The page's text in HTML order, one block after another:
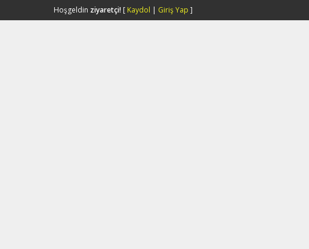
Hoşgeldin ziyaretçi! [ Kaydol | Giriş Yap ]